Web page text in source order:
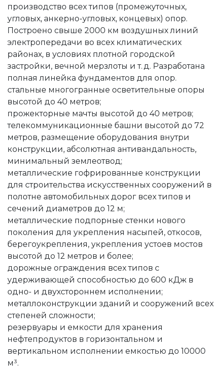
производство всех типов (промежуточных,
угловых, анкерно-угловых, концевых) опор.
Построено свыше 2000 км воздушных линий
электропередачи во всех климатических
районах, в условиях плотной городской
застройки, вечной мерзлоты и т. д. Разработана
полная линейка фундаментов для опор.
стальные многогранные осветительные опоры
высотой до 40 метров;
прожекторные мачты высотой до 40 метров;
телекоммуникационные башни высотой до 72
метров, размещение оборудования внутри
конструкции, абсолютная антивандальность,
минимальный землеотвод;
металлические гофрированные конструкции
для строительства искусственных сооружений в
полотне автомобильных дорог всех типов и
сечений диаметров до 12 м;
металлические подпорные стенки нового
поколения для укрепления насыпей, откосов,
берегоукрепления, укрепления устоев мостов
высотой до 12 метров и более;
дорожные ограждения всех типов с
удерживающей способностью до 600 кДж в
одно- и двухстороннем исполнении;
металлоконструкции зданий и сооружений всех
степеней сложности;
резервуары и емкости для хранения
нефтепродуктов в горизонтальном и
вертикальном исполнении емкостью до 10000
м³.